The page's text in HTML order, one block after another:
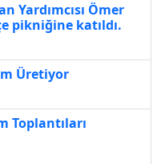
Yardımcısı Ömer
pikniğine katıldı.
Üretiyor
Toplantıları